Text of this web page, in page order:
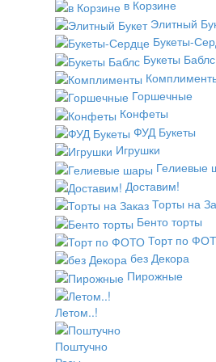
в Корзине
Элитный
Букеты-
Букеты Баблс
Горшечные
Конфеты
ФУД Букеты
Игрушки
Гелиевые
Доставим!
Торты на
Бенто торты
Торт по
без Декора
Пирожные
Летом..!
Поштучно